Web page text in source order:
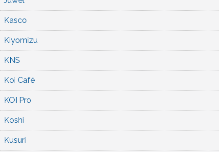
Kasco
Kiyomizu
KNS
Koi Café
KOI Pro
Koshi
Kusuri